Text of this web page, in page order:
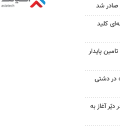
صادر شد
کلید
پایدار
در دشتی
دیّر آغاز به